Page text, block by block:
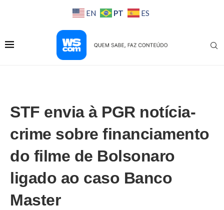
EN PT ES
STF envia à PGR notícia-
crime sobre financiamento
do filme de Bolsonaro
ligado ao caso Banco
Master